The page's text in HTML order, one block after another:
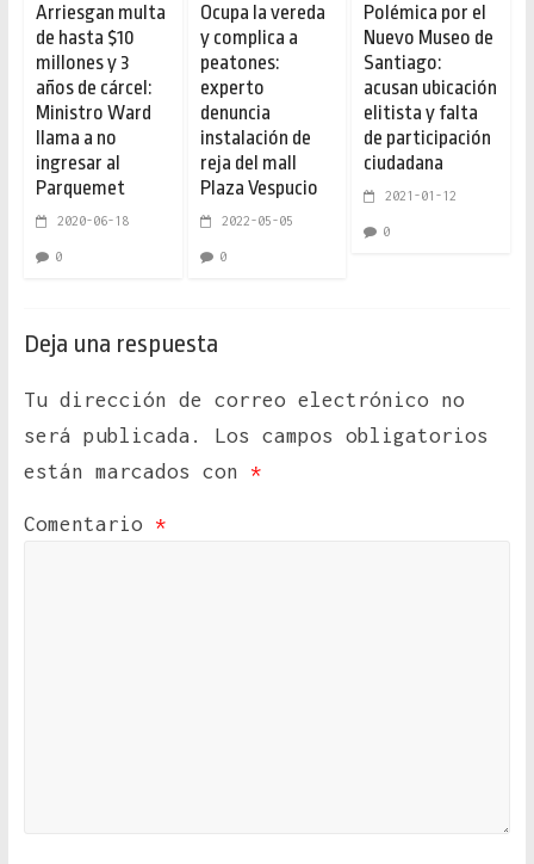
Arriesgan multa
de hasta $10
millones y 3
años de cárcel:
Ministro Ward
llama a no
ingresar al
Parquemet
2020-06-18
0
Ocupa la vereda
y complica a
peatones:
experto
denuncia
instalación de
reja del mall
Plaza Vespucio
2022-05-05
0
Polémica por el
Nuevo Museo de
Santiago:
acusan ubicación
elitista y falta
de participación
ciudadana
2021-01-12
0
Deja una respuesta
Tu dirección de correo electrónico no
será publicada.
Los campos obligatorios
están marcados con *
Comentario *